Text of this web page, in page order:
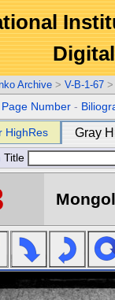
Archive > V-B-1-67 >
Page Number -
HighRes Gray
Title